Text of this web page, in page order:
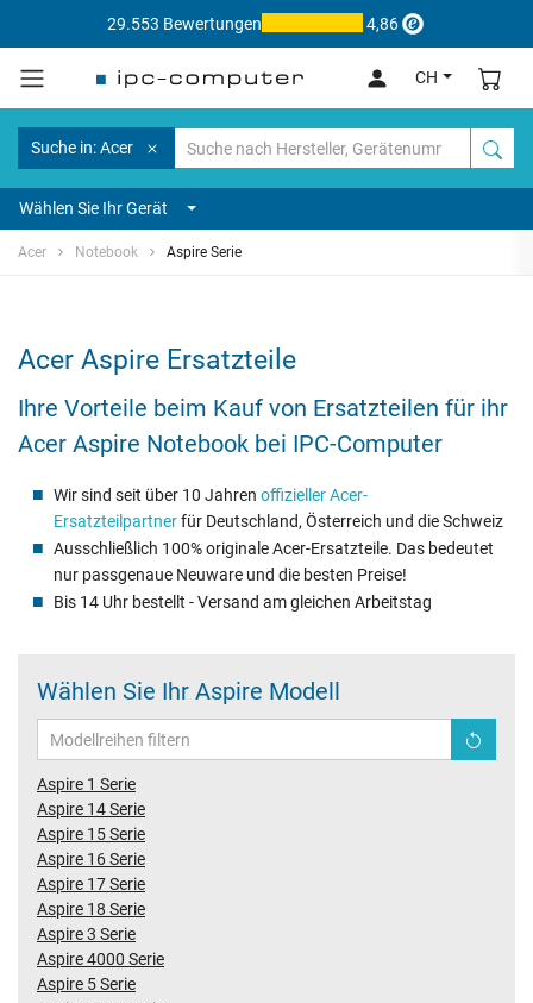
29.553 Bewertungen 4,86
CH
Suche in: Acer
Wählen Sie Ihr Gerät
Acer Notebook Aspire Serie
Acer Aspire Ersatzteile
Ihre Vorteile beim Kauf von Ersatzteilen für ihr
Acer Aspire Notebook bei IPC-Computer
Wir sind seit über 10 Jahren offizieller Acer-
Ersatzteilpartnerfür Deutschland, Österreich und die Schweiz
Ausschließlich 100% originale Acer-Ersatzteile. Das bedeutet
nur passgenaue Neuware und die besten Preise!
Bis 14 Uhr bestellt - Versand am gleichen Arbeitstag
Wählen Sie Ihr Aspire Modell
Aspire 1 Serie
Aspire 14 Serie
Aspire 15 Serie
Aspire 16 Serie
Aspire 17 Serie
Aspire 18 Serie
Aspire 3 Serie
Aspire 4000 Serie
Aspire 5 Serie